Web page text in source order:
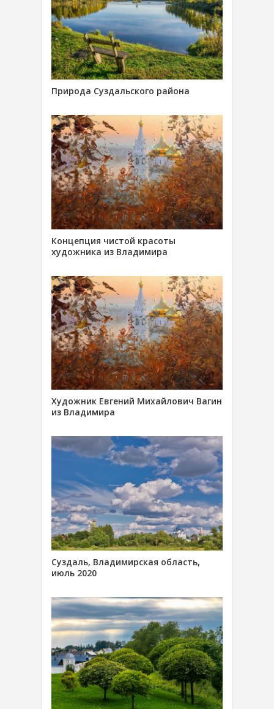
Природа Суздальского района
Концепция чистой красоты
художника из Владимира
Художник Евгений Михайлович Вагин
из Владимира
Суздаль, Владимирская область,
июль 2020